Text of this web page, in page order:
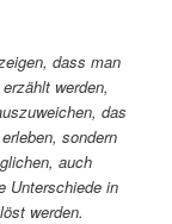
dass man
werden,
das
sondern
auch
Unterschiede in
werden.